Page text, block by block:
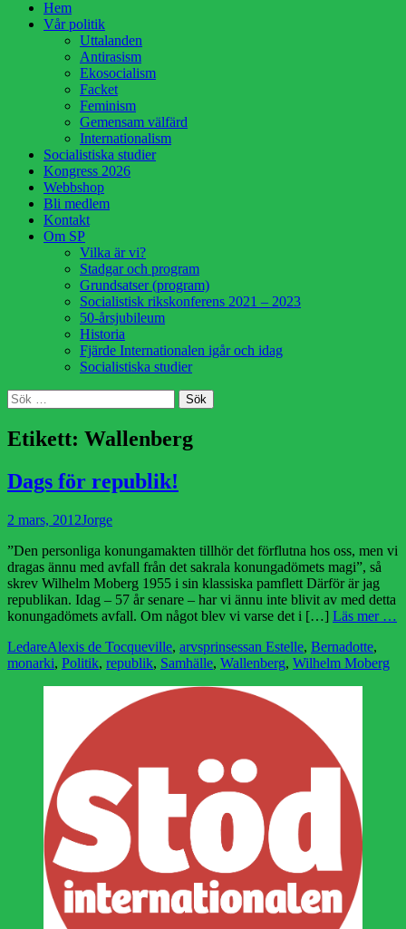
HoppaHem
Vår politik
Uttalanden
Antirasism
Ekosocialism
Facket
Feminism
Gemensam välfärd
Internationalism
Socialistiska studier
Kongress 2026
Webbshop
Bli medlem
Kontakt
Om SP
Vilka är vi?
Stadgar och program
Grundsatser (program)
Socialistisk rikskonferens 2021 – 2023
50-årsjubileum
Historia
Fjärde Internationalen igår och idag
Socialistiska studier
Sök
Sök
efter:
Etikett: Wallenberg
Dags för republik!
Publicerad
2 mars, 2012Författare
Jorge
”Den personliga konungamakten tillhör det förflutna hos oss, men vi
dragas ännu med avfall från det sakrala konungadömets magi”, så
skrev Wilhelm Moberg 1955 i sin klassiska pamflett Därför är jag
republikan. Idag – 57 år senare – har vi ännu inte blivit av med detta
konungadömets avfall. Om något blev vi varse det i […] Läs mer …
Kategorier
LedareEtiketter
Alexis de Tocqueville, arvsprinsessan Estelle, Bernadotte,
monarki, Politik, republik, Samhälle, Wallenberg, Wilhelm Moberg